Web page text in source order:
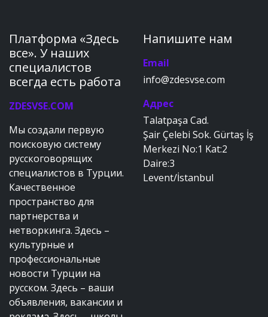
Платформа «Здесь
все». У наших
специалистов
всегда есть работа
ZDESVSE.COM
Мы создали первую
поисковую систему
русскоговорящих
специалистов в Турции.
Качественное
пространство для
партнерства и
нетворкинга. Здесь –
культурные и
профессиональные
новости Турции на
русском. Здесь – ваши
объявления, вакансии и
Напишите нам
Email
info@zdesvse.com
Адрес
Talatpaşa Cad.
Şair Çelebi Sok. Gürtaş İş
Merkezi No:1 Kat:2
Daire:3
Levent/İstanbul